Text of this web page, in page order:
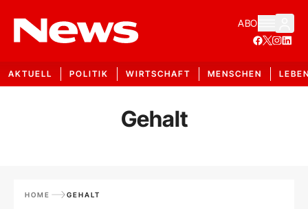
ABO
AKTUELL POLITIK WIRTSCHAFT MENSCHEN
Gehalt
HOME GEHALT